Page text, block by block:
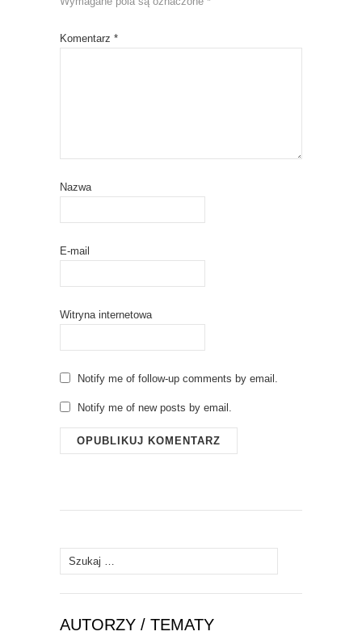
Komentarz *
Nazwa
E-mail
Witryna internetowa
Notify me of follow-up comments by email.
Notify me of new posts by email.
Szukaj:
AUTORZY / TEMATY